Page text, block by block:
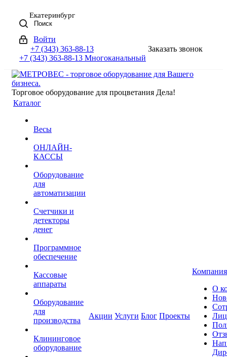
Екатеринбург
Поиск
Войти
+7 (343) 363-88-13
+7 (343) 363-88-13 Многоканальный
Заказать звонок
Торговое оборудование для процветания Дела!
Каталог
Весы
ОНЛАЙН-
КАССЫ
Оборудование
для
автоматизации
Счетчики и
детекторы
денег
Программное
обеспечение
Кассовые
аппараты
Оборудование
для
производства
Клининговое
оборудование
Акции Услуги Блог Проекты
Компания
О